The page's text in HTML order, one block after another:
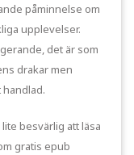
påminnelse om
upplevelser.
det är som
drakar men
besvärlig att läsa
gratis epub